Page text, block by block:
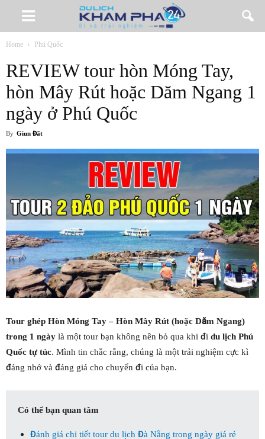
Home Phú Quốc
REVIEW tour hòn Móng Tay,
hòn Mây Rút hoặc Dăm Ngang 1
ngày ở Phú Quốc
By Giun Đất
Tour ghép Hòn Móng Tay – Hòn Mây Rút (hoặc Dăm Ngang)
trong 1 ngày là một tour bạn không nên bỏ qua khi đi du lịch Phú
Quốc tự túc. Mình tin chắc rằng, chúng là một trải nghiệm cực kì
đáng nhớ và đáng giá cho chuyến đi của bạn.
Có thể bạn quan tâm
Đánh giá chi tiết tour du lịch Đà Nẵng trong ngày giá rẻ